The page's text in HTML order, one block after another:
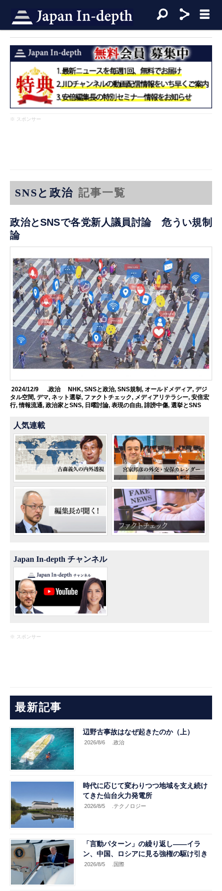
※ スポンサー
SNSと政治 記事一覧
政治とSNSで各党新人議員討論 危うい規制
論
2024/12/9 .政治 NHK, SNSと政治, SNS規制, オールドメディア, デジ
タル空間,デマ,ネット選挙, ファクトチェック, メディアリテラシー,安倍宏
行,情報流通,政治家とSNS, 日曜討論,表現の自由,誹謗中傷,選挙とSNS
人気連載
Japan In-depth チャンネル
※ スポンサー
最新記事
辺野古事故はなぜ起きたのか（上）
2026/8/6 .政治
時代に応じて変わりつつ地域を支え続け
てきた仙台火力発電所
2026/8/5 .テクノロジー
「言動パターン」の繰り返し――イラ
ン、中国、ロシアに見る強権の駆け引き
2026/8/5 .国際